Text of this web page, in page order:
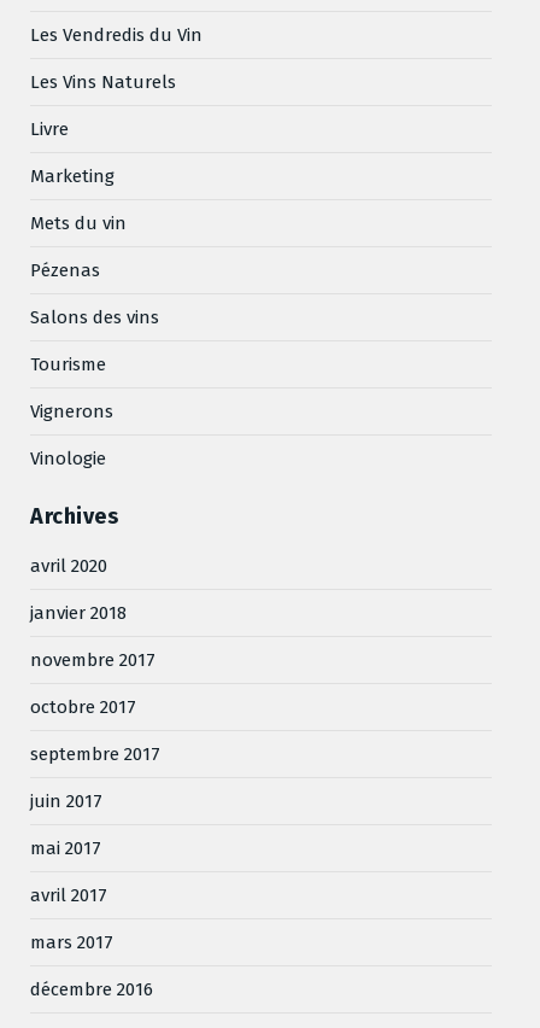
Les Vendredis du Vin
Les Vins Naturels
Livre
Marketing
Mets du vin
Pézenas
Salons des vins
Tourisme
Vignerons
Vinologie
Archives
avril 2020
janvier 2018
novembre 2017
octobre 2017
septembre 2017
juin 2017
mai 2017
avril 2017
mars 2017
décembre 2016